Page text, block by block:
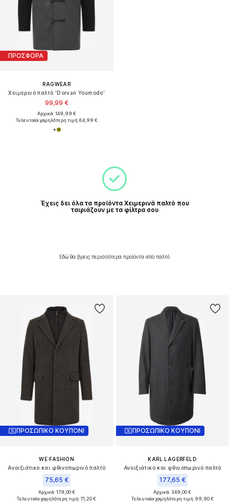
ΠΡΟΣΦΟΡΑ
RAGWEAR
Χειμερινό παλτό 'Dorvan Youmodo'
99,99 €
Αρχικά: 149,99 €
Τελευταία χαμηλότερη τιμή:84,99 €
Έχεις δει όλα τα προϊόντα Χειμερινά παλτό που
ταιριάζουν με τα φίλτρα σου
Εδώ θα βρεις περισσότερα προϊόντα από παλτό
ΠΡΟΣΩΠΙΚΟ ΚΟΥΠΟΝΙ
WE FASHION
Ανοιξιάτικο και φθινοπωρινό παλτό
75,65 €
Αρχικά: 179,00 €
Τελευταία χαμηλότερη τιμή:71,20 €
ΠΡΟΣΩΠΙΚΟ ΚΟΥΠΟΝΙ
KARL LAGERFELD
Ανοιξιάτικο και φθινοπωρινό παλτό
177,65 €
Αρχικά: 349,00 €
Τελευταία χαμηλότερη τιμή:99,90 €